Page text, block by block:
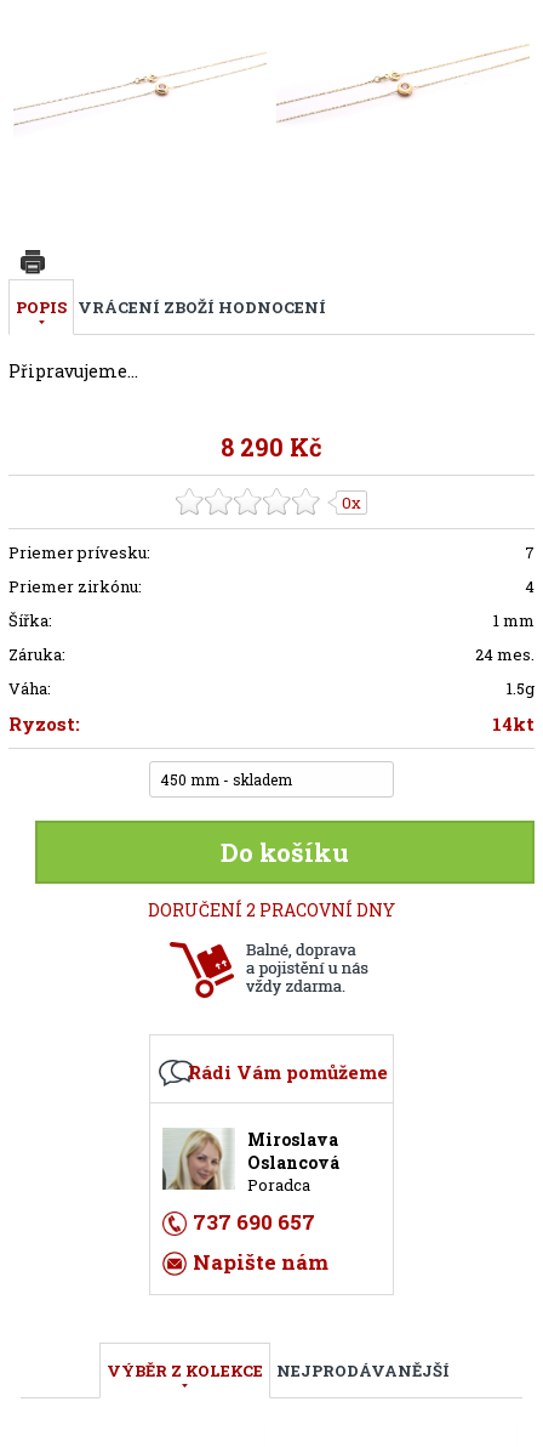
POPIS VRÁCENÍ ZBOŽÍ HODNOCENÍ
Připravujeme...
8 290 Kč
0x
Priemer prívesku:
7
Priemer zirkónu:
4
Šířka:
1 mm
Záruka:
24 mes.
Váha:
1.5g
Ryzost: 14kt
450 mm - skladem
Do košíku
DORUČENÍ 2 PRACOVNÍ DNY
Rádi Vám pomůžeme
Miroslava
Oslancová
Poradca
737 690 657
Napište nám
VÝBĚR Z KOLEKCE NEJPRODÁVANĚJŠÍ